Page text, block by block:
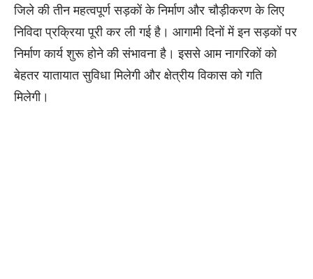
जिले की तीन महत्वपूर्ण सड़कों के निर्माण और चौड़ीकरण के लिए
निविदा प्रक्रिया पूरी कर ली गई है। आगामी दिनों में इन सड़कों पर
निर्माण कार्य शुरू होने की संभावना है। इससे आम नागरिकों को
बेहतर यातायात सुविधा मिलेगी और क्षेत्रीय विकास को गति
मिलेगी।